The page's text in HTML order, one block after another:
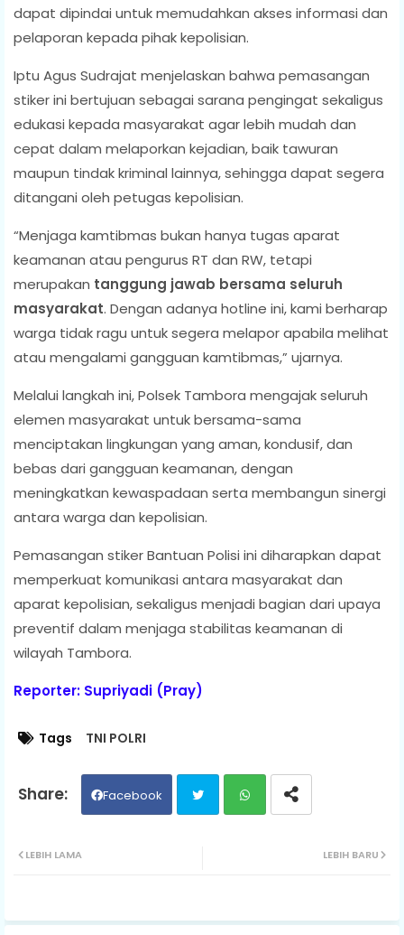
dapat dipindai untuk memudahkan akses informasi dan
pelaporan kepada pihak kepolisian.
Iptu Agus Sudrajat menjelaskan bahwa pemasangan
stiker ini bertujuan sebagai sarana pengingat sekaligus
edukasi kepada masyarakat agar lebih mudah dan
cepat dalam melaporkan kejadian, baik tawuran
maupun tindak kriminal lainnya, sehingga dapat segera
ditangani oleh petugas kepolisian.
“Menjaga kamtibmas bukan hanya tugas aparat
keamanan atau pengurus RT dan RW, tetapi
merupakan tanggung jawab bersama seluruh
masyarakat. Dengan adanya hotline ini, kami berharap
warga tidak ragu untuk segera melapor apabila melihat
atau mengalami gangguan kamtibmas,” ujarnya.
Melalui langkah ini, Polsek Tambora mengajak seluruh
elemen masyarakat untuk bersama-sama
menciptakan lingkungan yang aman, kondusif, dan
bebas dari gangguan keamanan, dengan
meningkatkan kewaspadaan serta membangun sinergi
antara warga dan kepolisian.
Pemasangan stiker Bantuan Polisi ini diharapkan dapat
memperkuat komunikasi antara masyarakat dan
aparat kepolisian, sekaligus menjadi bagian dari upaya
preventif dalam menjaga stabilitas keamanan di
wilayah Tambora.
Reporter: Supriyadi (Pray)
Tags TNI POLRI
Facebook
ap
LEBIH BARU
LEBIH LAMA